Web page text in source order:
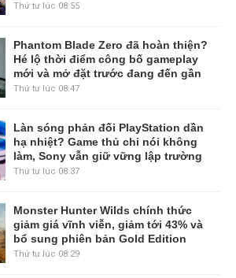
Thứ tư lúc 08:55
Phantom Blade Zero đã hoàn thiện?
Hé lộ thời điểm công bố gameplay
mới và mở đặt trước đang đến gần
Thứ tư lúc 08:47
Làn sóng phản đối PlayStation dần
hạ nhiệt? Game thủ chỉ nói không
làm, Sony vẫn giữ vững lập trường
Thứ tư lúc 08:37
Monster Hunter Wilds chính thức
giảm giá vĩnh viễn, giảm tới 43% và
bổ sung phiên bản Gold Edition
Thứ tư lúc 08:29